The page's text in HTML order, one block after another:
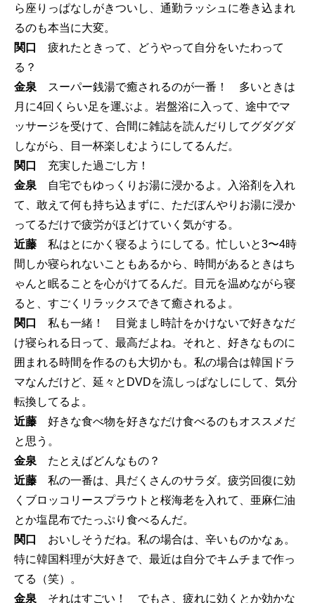
ら座りっぱなしがきついし、通勤ラッシュに巻き込まれ
るのも本当に大変。
関口 疲れたときって、どうやって自分をいたわって
る？
金泉
スーパー銭湯で癒されるのが一番！ 多いときは
月に4回くらい足を運ぶよ。岩盤浴に入って、途中でマ
ッサージを受けて、合間に雑誌を読んだりしてグダグダ
しながら、目一杯楽しむようにしてるんだ。
関口 充実した過ごし方！
金泉
自宅でもゆっくりお湯に浸かるよ。入浴剤を入れ
て、敢えて何も持ち込まずに、ただぼんやりお湯に浸か
ってるだけで疲労がほどけていく気がする。
近藤 私はとにかく寝るようにしてる。忙しいと3〜4時
間しか寝られないこともあるから、時間があるときはち
ゃんと眠ることを心がけてるんだ。目元を温めながら寝
ると、すごくリラックスできて癒されるよ。
関口 私も一緒！ 目覚まし時計をかけないで好きなだ
け寝られる日って、最高だよね。それと、好きなものに
囲まれる時間を作るのも大切かも。私の場合は韓国ドラ
マなんだけど、延々とDVDを流しっぱなしにして、気分
転換してるよ。
近藤 好きな食べ物を好きなだけ食べるのもオススメだ
と思う。
金泉 たとえばどんなもの？
近藤 私の一番は、具だくさんのサラダ。疲労回復に効
くブロッコリースプラウトと桜海老を入れて、亜麻仁油
とか塩昆布でたっぷり食べるんだ。
関口 おいしそうだね。私の場合は、辛いものかなぁ。
特に韓国料理が大好きで、最近は自分でキムチまで作っ
てる（笑）。
金泉 それはすごい！ でもさ、疲れに効くとか効かな